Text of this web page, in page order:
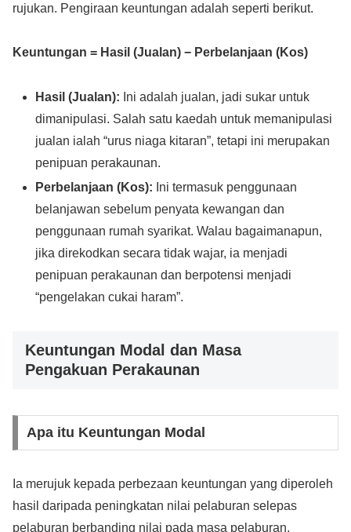
rujukan. Pengiraan keuntungan adalah seperti berikut.
Keuntungan = Hasil (Jualan) − Perbelanjaan (Kos)
Hasil (Jualan): Ini adalah jualan, jadi sukar untuk
dimanipulasi. Salah satu kaedah untuk memanipulasi
jualan ialah “urus niaga kitaran”, tetapi ini merupakan
penipuan perakaunan.
Perbelanjaan (Kos): Ini termasuk penggunaan
belanjawan sebelum penyata kewangan dan
penggunaan rumah syarikat. Walau bagaimanapun,
jika direkodkan secara tidak wajar, ia menjadi
penipuan perakaunan dan berpotensi menjadi
“pengelakan cukai haram”.
Keuntungan Modal dan Masa
Pengakuan Perakaunan
Apa itu Keuntungan Modal
Ia merujuk kepada perbezaan keuntungan yang diperoleh
hasil daripada peningkatan nilai pelaburan selepas
pelaburan berbanding nilai pada masa pelaburan.